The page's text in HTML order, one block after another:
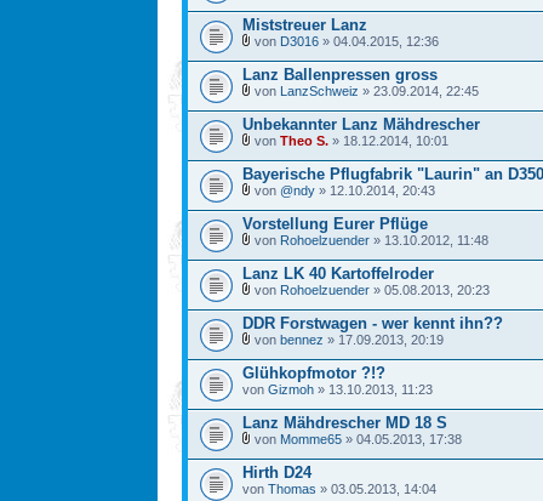
Miststreuer Lanz
von D3016 » 04.04.2015, 12:36
Lanz Ballenpressen gross
von LanzSchweiz » 23.09.2014, 22:45
Unbekannter Lanz Mähdrescher
von Theo S. » 18.12.2014, 10:01
Bayerische Pflugfabrik "Laurin" an
von @ndy » 12.10.2014, 20:43
Vorstellung Eurer Pflüge
von Rohoelzuender » 13.10.2012, 11:48
Lanz LK 40 Kartoffelroder
von Rohoelzuender » 05.08.2013, 20:23
DDR Forstwagen - wer kennt ihn??
von bennez » 17.09.2013, 20:19
Glühkopfmotor ?!?
von Gizmoh » 13.10.2013, 11:23
Lanz Mähdrescher MD 18 S
von Momme65 » 04.05.2013, 17:38
Hirth D24
von Thomas » 03.05.2013, 14:04